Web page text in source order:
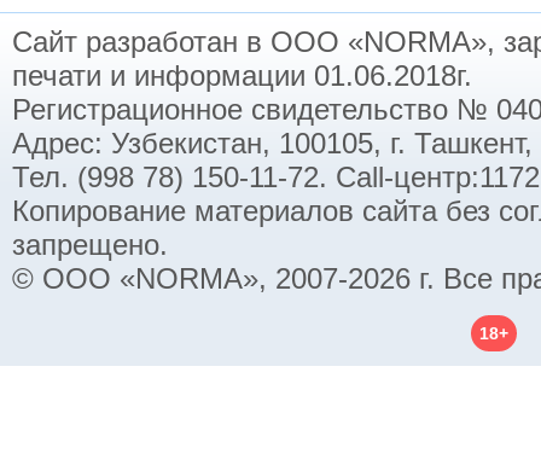
Сайт разработан в ООО «NORMA»,
печати и информации 01.06.2018г.
Регистрационное свидетельство №
Адрес: Узбекистан, 100105, г.
Тел. (998 78) 150-11-72. Call-
Копирование материалов сайта без
запрещено.
© ООО «NORMA», 2007-2026 г. Все
18+